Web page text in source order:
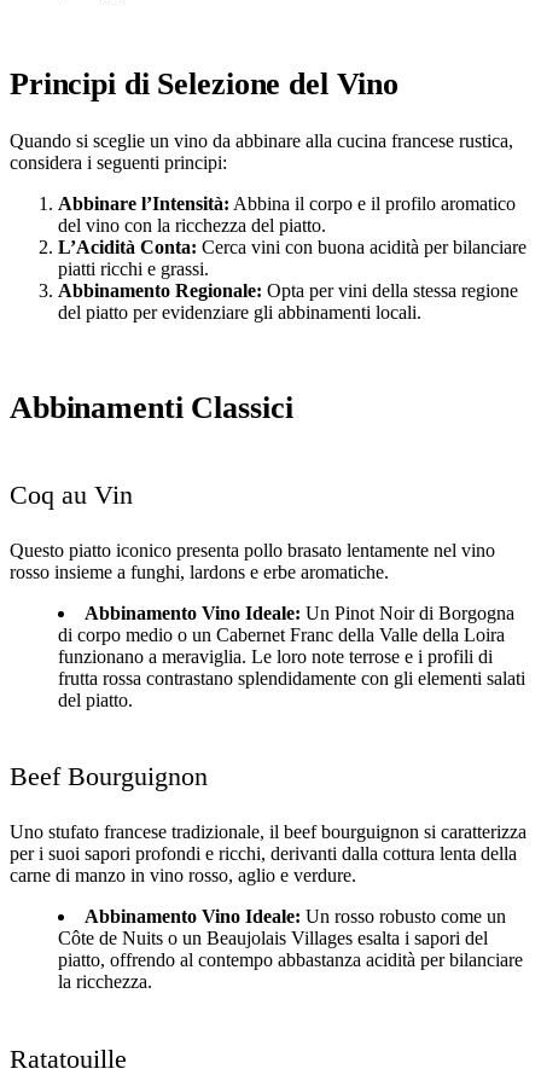
Principi di Selezione del Vino
Quando si sceglie un vino da abbinare alla cucina francese rustica,
considera i seguenti principi:
Abbinare l’Intensità: Abbina il corpo e il profilo aromatico
del vino con la ricchezza del piatto.
L’Acidità Conta: Cerca vini con buona acidità per bilanciare
piatti ricchi e grassi.
Abbinamento Regionale: Opta per vini della stessa regione
del piatto per evidenziare gli abbinamenti locali.
Abbinamenti Classici
Coq au Vin
Questo piatto iconico presenta pollo brasato lentamente nel vino
rosso insieme a funghi, lardons e erbe aromatiche.
Abbinamento Vino Ideale: Un Pinot Noir di Borgogna
di corpo medio o un Cabernet Franc della Valle della Loira
funzionano a meraviglia. Le loro note terrose e i profili di
frutta rossa contrastano splendidamente con gli elementi salati
del piatto.
Beef Bourguignon
Uno stufato francese tradizionale, il beef bourguignon si caratterizza
per i suoi sapori profondi e ricchi, derivanti dalla cottura lenta della
carne di manzo in vino rosso, aglio e verdure.
Abbinamento Vino Ideale: Un rosso robusto come un
Côte de Nuits o un Beaujolais Villages esalta i sapori del
piatto, offrendo al contempo abbastanza acidità per bilanciare
la ricchezza.
Ratatouille